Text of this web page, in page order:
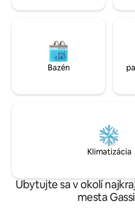
kontaktujte nás ) Možnosť „ Služby à la
príplatkom od 8:00 do 10:00...
kontaktujte nás deň vopred
Bazén
Klimatizácia
Ubytujte sa v okolí
mesta